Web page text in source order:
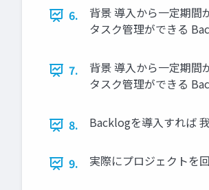
6.
背景 導入から一定期間
タスク管理ができる
7.
背景 導入から一定期間
タスク管理ができる
8. Backlogを導入すれば
9. 実際にプロジェクトを